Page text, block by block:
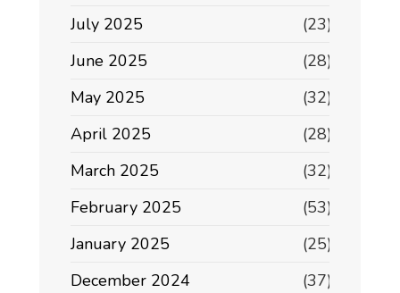
July 2025
(23)
June 2025
(28)
May 2025
(32)
April 2025
(28)
March 2025
(32)
February 2025
(53)
January 2025
(25)
December 2024
(37)